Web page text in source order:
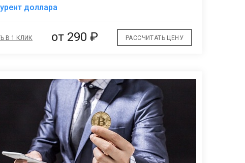
доллара
В 1 КЛИК от 290 ₽ РАССЧИТАТЬ ЦЕНУ